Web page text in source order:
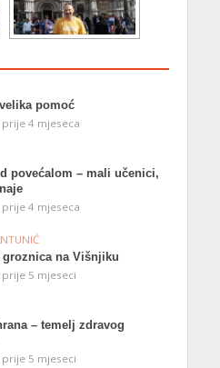
pomoć
4 mjeseca
povećalom – mali učenici,
4 mjeseca
groznica na Višnjiku
5 mjeseci
– temelj zdravog
5 mjeseci